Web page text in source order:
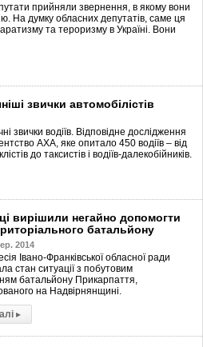
прийняли звернення, в якому вони
На думку обласних депутатів, саме ця
та тероризму в Україні. Вони
звички автомобілістів
звички водіїв. Відповідне дослідження
AXA, яке опитало 450 водіїв – від
до таксистів і водіїв-далекобійників.
вирішили негайно допомогти
батальйону
2014
Івано-Франківської обласної ради
стан ситуації з побутовим
батальйону Прикарпаття,
на Надвірнянщині.
▸